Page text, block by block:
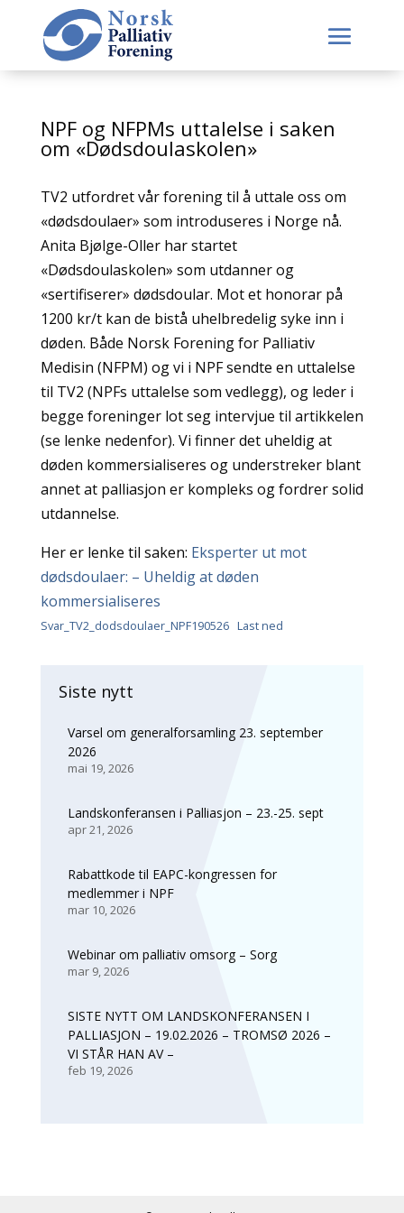
NPF og NFPMs uttalelse i saken
om «Dødsdoulaskolen»
TV2 utfordret vår forening til å uttale oss om
«dødsdoulaer» som introduseres i Norge nå.
Anita Bjølge-Oller har startet
«Dødsdoulaskolen» som utdanner og
«sertifiserer» dødsdoular. Mot et honorar på
1200 kr/t kan de bistå uhelbredelig syke inn i
døden. Både Norsk Forening for Palliativ
Medisin (NFPM) og vi i NPF sendte en uttalelse
til TV2 (NPFs uttalelse som vedlegg), og leder i
begge foreninger lot seg intervjue til artikkelen
(se lenke nedenfor). Vi finner det uheldig at
døden kommersialiseres og understreker blant
annet at palliasjon er kompleks og fordrer solid
utdannelse.
Her er lenke til saken: Eksperter ut mot
dødsdoulaer: – Uheldig at døden
kommersialiseres
Svar_TV2_dodsdoulaer_NPF190526 Last ned
Siste nytt
Varsel om generalforsamling 23. september
2026
mai 19, 2026
Landskonferansen i Palliasjon – 23.-25. sept
apr 21, 2026
Rabattkode til EAPC-kongressen for
medlemmer i NPF
mar 10, 2026
Webinar om palliativ omsorg – Sorg
mar 9, 2026
SISTE NYTT OM LANDSKONFERANSEN I
PALLIASJON – 19.02.2026 – TROMSØ 2026 –
VI STÅR HAN AV –
feb 19, 2026